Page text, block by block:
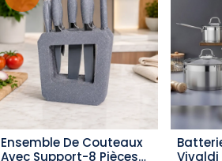
ajouter au panier
Ensemble De Couteaux
Avec Support-8 Pièces-
Vivaldi